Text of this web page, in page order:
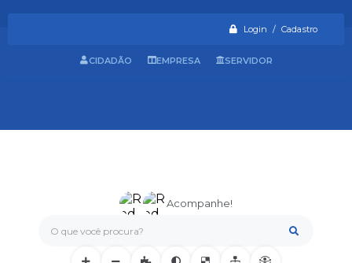
Login / Cadastro
O que você procura?
Acompanhe!
CIDADÃO EMPRESA SERVIDOR